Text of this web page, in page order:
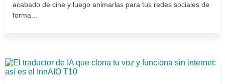
acabado de cine y luego animarlas para tus redes sociales de
forma...